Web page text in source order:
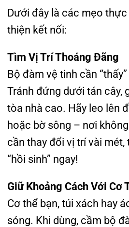
Dưới đây là các mẹo
thiện kết nối:
Tìm Vị Trí Thoáng Đãng
Bộ đàm vệ tinh cần
Tránh đứng dưới tán cây,
tòa nhà cao. Hãy leo lên
hoặc bờ sông – nơi
cần thay đổi vị trí vài mét,
“hồi sinh” ngay!
Giữ Khoảng Cách Với Cơ
Cơ thể bạn, túi xách hay
sóng. Khi dùng, cầm bộ